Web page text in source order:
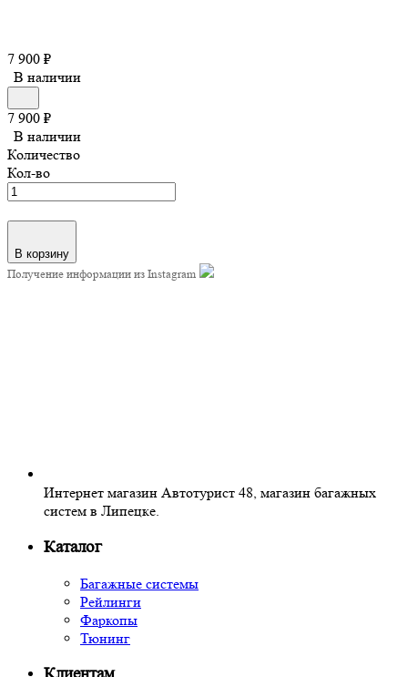
7 900 ₽
В наличии
7 900 ₽
В наличии
Количество
Кол-во
В корзину
Получение информации из Instagram
Интернет магазин Автотурист 48, магазин багажных
систем в Липецке.
Каталог
Багажные системы
Рейлинги
Фаркопы
Тюнинг